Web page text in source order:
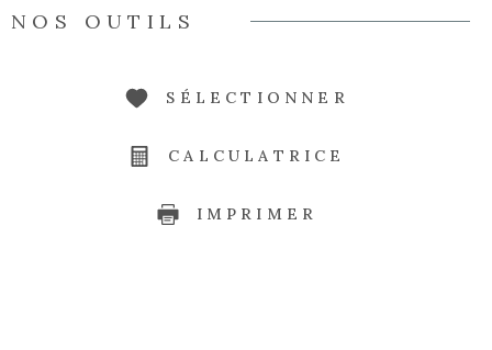
NOS OUTILS
SÉLECTIONNER
CALCULATRICE
IMPRIMER